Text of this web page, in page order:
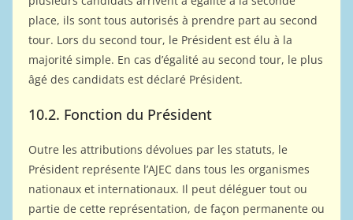
place, ils sont tous autorisés à prendre part au second
tour. Lors du second tour, le Président est élu à la
majorité simple. En cas d’égalité au second tour, le plus
âgé des candidats est déclaré Président.
10.2. Fonction du Président
Outre les attributions dévolues par les statuts, le
Président représente l’AJEC dans tous les organismes
nationaux et internationaux. Il peut déléguer tout ou
partie de cette représentation, de façon permanente ou